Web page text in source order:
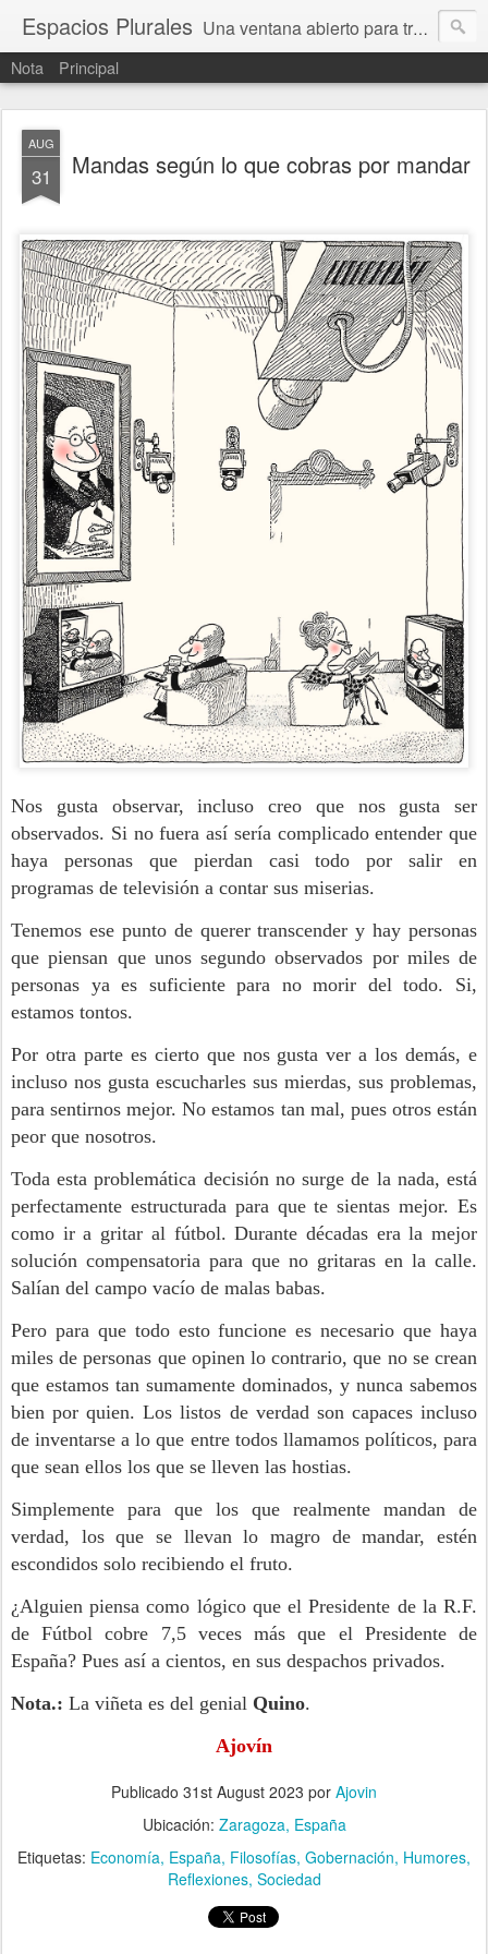
Espacios Plurales Una ventana abierto para tratar problemas que nos afectan a todxs. Temas sociales, educación, cultura, economía, política, derechos, calidad de vida. Estamos gobernados, pero queremos una calidad mayor en la política.
Nota Principal
AUG
31 Mandas según lo que cobras por mandar
Nos gusta observar, incluso creo que nos gusta ser
observados. Si no fuera así sería complicado entender que
haya personas que pierdan casi todo por salir en
programas de televisión a contar sus miserias.
Tenemos ese punto de querer transcender y hay personas
que piensan que unos segundo observados por miles de
personas ya es suficiente para no morir del todo. Si,
estamos tontos.
Por otra parte es cierto que nos gusta ver a los demás, e
incluso nos gusta escucharles sus mierdas, sus problemas,
para sentirnos mejor. No estamos tan mal, pues otros están
peor que nosotros.
Toda esta problemática decisión no surge de la nada, está
perfectamente estructurada para que te sientas mejor. Es
como ir a gritar al fútbol. Durante décadas era la mejor
solución compensatoria para que no gritaras en la calle.
Salían del campo vacío de malas babas.
Pero para que todo esto funcione es necesario que haya
miles de personas que opinen lo contrario, que no se crean
que estamos tan sumamente dominados, y nunca sabemos
bien por quien. Los listos de verdad son capaces incluso
de inventarse a lo que entre todos llamamos políticos, para
que sean ellos los que se lleven las hostias.
Simplemente para que los que realmente mandan de
verdad, los que se llevan lo magro de mandar, estén
escondidos solo recibiendo el fruto.
¿Alguien piensa como lógico que el Presidente de la R.F.
de Fútbol cobre 7,5 veces más que el Presidente de
España? Pues así a cientos, en sus despachos privados.
Nota.: La viñeta es del genial Quino.
Ajovín
Publicado 31st August 2023 por Ajovin
Ubicación: Zaragoza, España
Etiquetas: Economía España Filosofías Gobernación Humores
Reflexiones Sociedad